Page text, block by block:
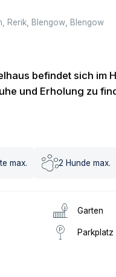
Rerik Blengow Blengow
befindet sich im
und Erholung zu
max. 2 Hunde max.
Garten
Parkplatz